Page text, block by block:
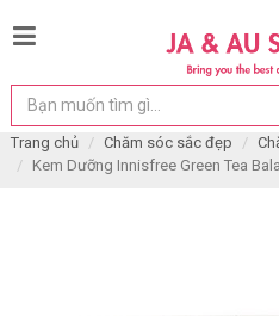
Trang chủ Chăm sóc sắc đẹp
Kem Dưỡng Innisfree Green Tea